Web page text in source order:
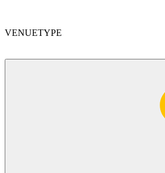
VENUETYPE